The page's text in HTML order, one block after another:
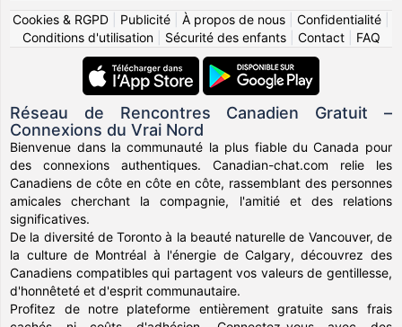
Cookies & RGPD
Publicité À propos de nous Confidentialité
Conditions d'utilisation| Sécurité des enfants| Contact| FAQ
Réseau de Rencontres Canadien Gratuit –
Connexions du Vrai Nord
Bienvenue dans la communauté la plus fiable du Canada pour
des connexions authentiques. Canadian-chat.com relie les
Canadiens de côte en côte en côte, rassemblant des personnes
amicales cherchant la compagnie, l'amitié et des relations
significatives.
De la diversité de Toronto à la beauté naturelle de Vancouver, de
la culture de Montréal à l'énergie de Calgary, découvrez des
Canadiens compatibles qui partagent vos valeurs de gentillesse,
d'honnêteté et d'esprit communautaire.
Profitez de notre plateforme entièrement gratuite sans frais